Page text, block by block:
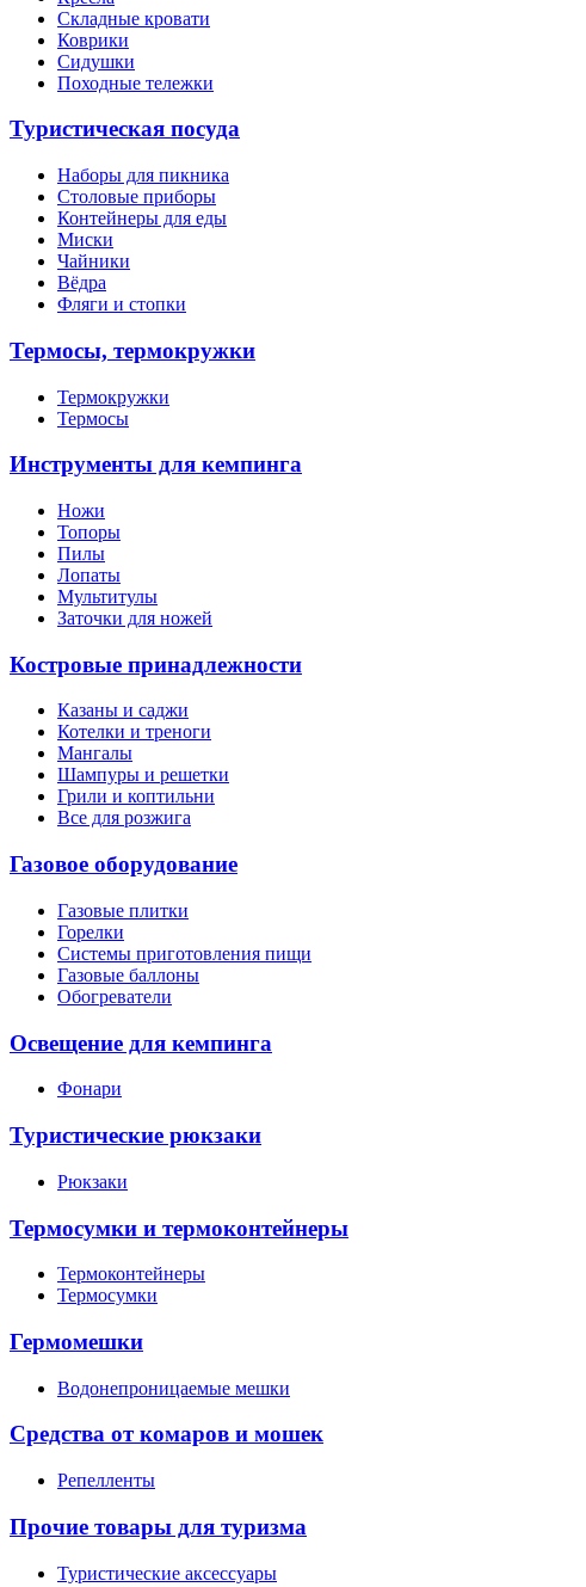
Складные кровати
Коврики
Сидушки
Походные тележки
Туристическая посуда
Наборы для пикника
Столовые приборы
Контейнеры для еды
Миски
Чайники
Вёдра
Фляги и стопки
Термосы, термокружки
Термокружки
Термосы
Инструменты для кемпинга
Ножи
Топоры
Пилы
Лопаты
Мультитулы
Заточки для ножей
Костровые принадлежности
Казаны и саджи
Котелки и треноги
Мангалы
Шампуры и решетки
Грили и коптильни
Все для розжига
Газовое оборудование
Газовые плитки
Горелки
Системы приготовления пищи
Газовые баллоны
Обогреватели
Освещение для кемпинга
Фонари
Туристические рюкзаки
Рюкзаки
Термосумки и термоконтейнеры
Термоконтейнеры
Термосумки
Гермомешки
Водонепроницаемые мешки
Средства от комаров и мошек
Репелленты
Прочие товары для туризма
Туристические аксессуары